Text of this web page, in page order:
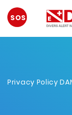
URGENCE
Privacy Policy